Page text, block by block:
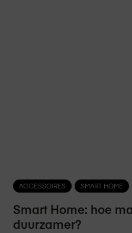
ACCESSOIRES SMART HOME
Smart Home: hoe
duurzamer?